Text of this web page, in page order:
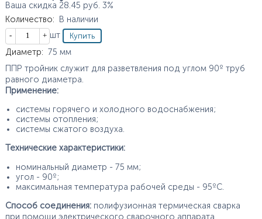
Ваша скидка 28.45 руб. 3%
Количество:
В наличии
Кол-во
шт
Характеристики
Диаметр: 75 мм
ППР тройник служит для разветвления под углом 90º труб
равного диаметра.
Применение:
системы горячего и холодного водоснабжения;
системы отопления;
системы сжатого воздуха.
Технические характеристики:
номинальный диаметр - 75 мм;
угол - 90º;
максимальная температура рабочей среды - 95ºС.
Способ соединения:полифузионная термическая сварка
при помощи электрического сварочного аппарата